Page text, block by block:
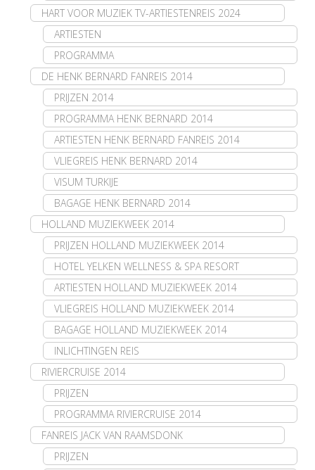
HART VOOR MUZIEK TV-ARTIESTENREIS 2024
ARTIESTEN
PROGRAMMA
DE HENK BERNARD FANREIS 2014
PRIJZEN 2014
PROGRAMMA HENK BERNARD 2014
ARTIESTEN HENK BERNARD FANREIS 2014
VLIEGREIS HENK BERNARD 2014
VISUM TURKIJE
BAGAGE HENK BERNARD 2014
HOLLAND MUZIEKWEEK 2014
PRIJZEN HOLLAND MUZIEKWEEK 2014
HOTEL YELKEN WELLNESS & SPA RESORT
ARTIESTEN HOLLAND MUZIEKWEEK 2014
VLIEGREIS HOLLAND MUZIEKWEEK 2014
BAGAGE HOLLAND MUZIEKWEEK 2014
INLICHTINGEN REIS
RIVIERCRUISE 2014
PRIJZEN
PROGRAMMA RIVIERCRUISE 2014
FANREIS JACK VAN RAAMSDONK
PRIJZEN